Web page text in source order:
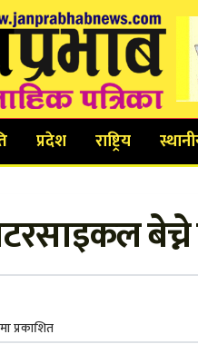
प्रदेश राष्ट्रिय
बेच्ने
प्रकाशित